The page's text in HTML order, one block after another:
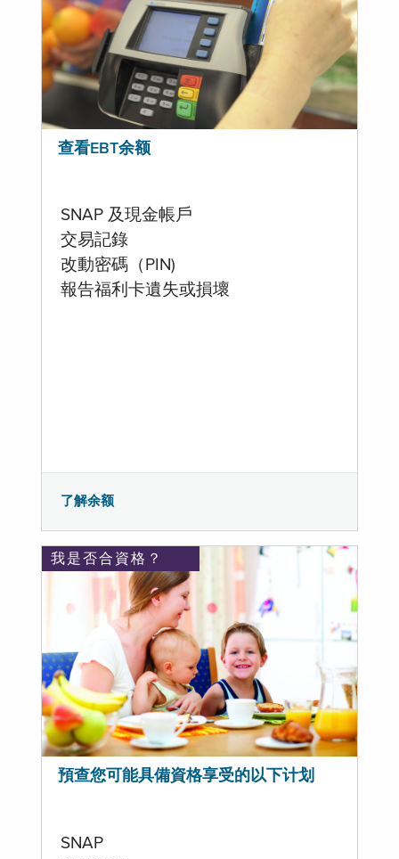
查看EBT余额
SNAP 及現金帳戶
交易記錄
改動密碼（PIN)
報告福利卡遺失或損壞
了解余额
我是否合資格？
預查您可能具備資格享受的以下计划
SNAP